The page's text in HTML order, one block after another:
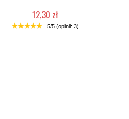
12,30 zł
Produkt wycofany
5/5 (opinii: 3)